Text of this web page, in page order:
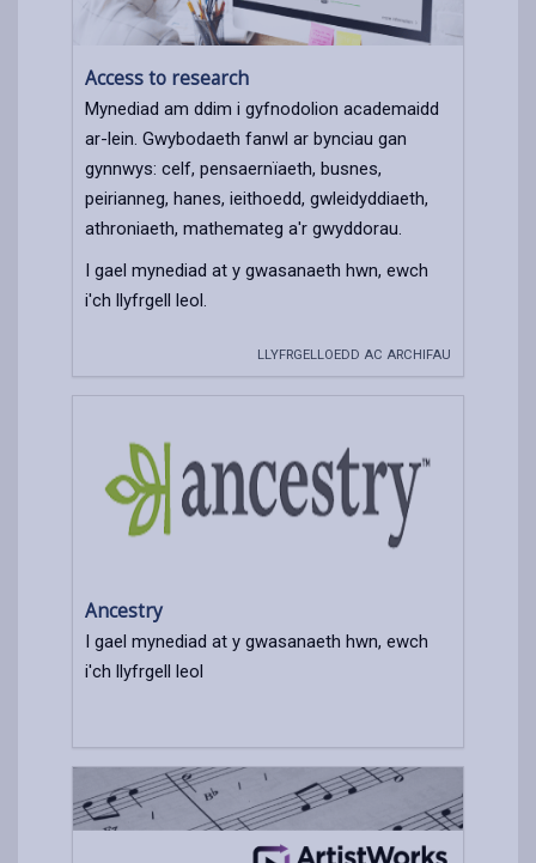
Access to research
Mynediad am ddim i gyfnodolion academaidd
ar-lein. Gwybodaeth fanwl ar bynciau gan
gynnwys: celf, pensaernïaeth, busnes,
peirianneg, hanes, ieithoedd, gwleidyddiaeth,
athroniaeth, mathemateg a'r gwyddorau.
I gael mynediad at y gwasanaeth hwn, ewch
i'ch llyfrgell leol.
LLYFRGELLOEDD AC ARCHIFAU
Ancestry
I gael mynediad at y gwasanaeth hwn, ewch
i'ch llyfrgell leol